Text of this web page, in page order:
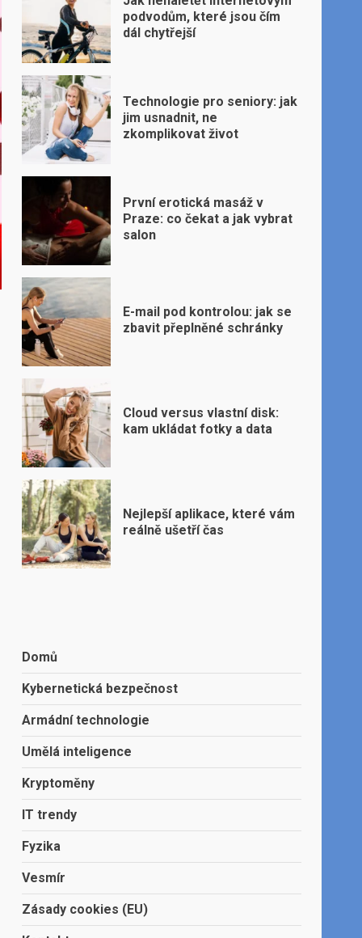
podvodům, které jsou čím
dál chytřejší
Technologie pro seniory: jak
jim usnadnit, ne
zkomplikovat život
První erotická masáž v
Praze: co čekat a jak vybrat
salon
E-mail pod kontrolou: jak se
zbavit přeplněné schránky
Cloud versus vlastní disk:
kam ukládat fotky a data
Nejlepší aplikace, které vám
reálně ušetří čas
Domů
Kybernetická bezpečnost
Armádní technologie
Umělá inteligence
Kryptoměny
IT trendy
Fyzika
Vesmír
Zásady cookies (EU)